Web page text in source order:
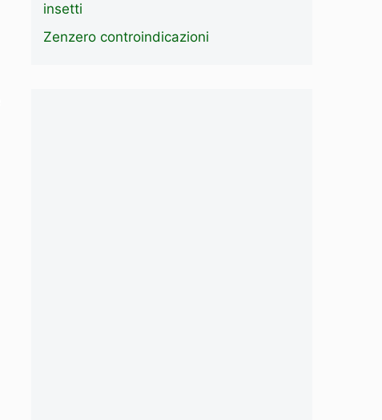
insetti
Zenzero controindicazioni